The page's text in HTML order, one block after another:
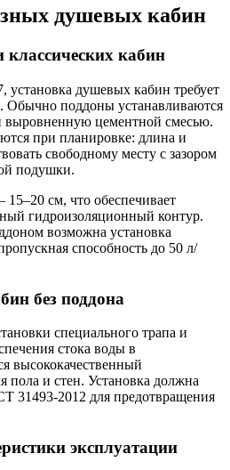
душевых кабин
кабин
душевых кабин требует
Обычно поддоны устанавливаются
выровненную цементной смесью.
при планировке: длина и
свободному месту с зазором
подушки.
см, что обеспечивает
гидроизоляционный контур.
возможна установка
способность до 50 л/
без поддона
специального трапа и
стока воды в
высококачественный
пола и стен. Установка должна
31493-2012 для предотвращения
эксплуатации